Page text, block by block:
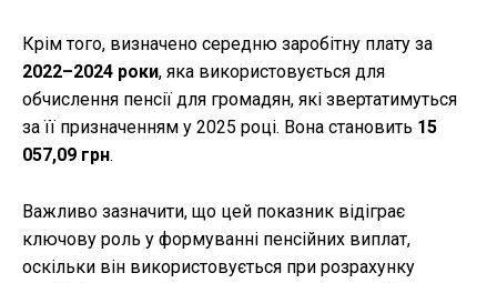
Крім того, визначено середню заробітну плату за
2022–2024 роки, яка використовується для
обчислення пенсії для громадян, які звертатимуться
за її призначенням у 2025 році. Вона становить 15
057,09 грн.
Важливо зазначити, що цей показник відіграє
ключову роль у формуванні пенсійних виплат,
оскільки він використовується при розрахунку